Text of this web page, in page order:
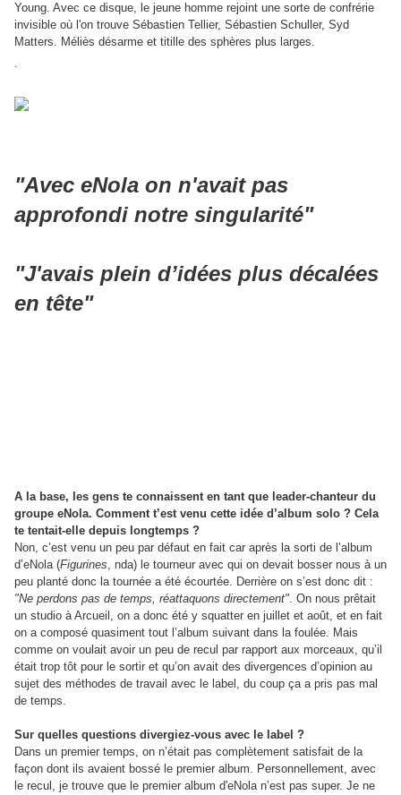
Young. Avec ce disque, le jeune homme rejoint une sorte de confrérie
invisible où l'on trouve Sébastien Tellier, Sébastien Schuller, Syd
Matters. Méliès désarme et titille des sphères plus larges.
.
"Avec eNola on n'avait pas
approfondi notre singularité"
"J'avais plein d’idées plus décalées
en tête"
A la base, les gens te connaissent en tant que leader-chanteur du
groupe eNola. Comment t’est venu cette idée d’album solo ? Cela
te tentait-elle depuis longtemps ?
Non, c’est venu un peu par défaut en fait car après la sorti de l’album
d’eNola (Figurines, nda) le tourneur avec qui on devait bosser nous à un
peu planté donc la tournée a été écourtée. Derrière on s’est donc dit :
"Ne perdons pas de temps, réattaquons directement". On nous prêtait
un studio à Arcueil, on a donc été y squatter en juillet et août, et en fait
on a composé quasiment tout l’album suivant dans la foulée. Mais
comme on voulait avoir un peu de recul par rapport aux morceaux, qu’il
était trop tôt pour le sortir et qu’on avait des divergences d’opinion au
sujet des méthodes de travail avec le label, du coup ça a pris pas mal
de temps.
Sur quelles questions divergiez-vous avec le label ?
Dans un premier temps, on n’était pas complètement satisfait de la
façon dont ils avaient bossé le premier album. Personnellement, avec
le recul, je trouve que le premier album d'eNola n’est pas super. Je ne